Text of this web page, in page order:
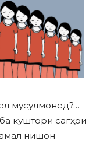
мусулмонед?…
куштори сагҳои
нишон